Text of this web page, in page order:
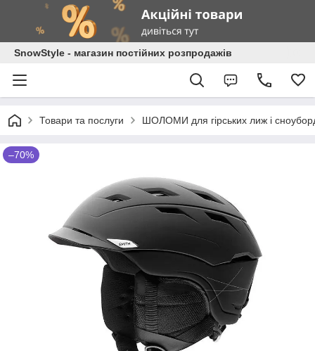
SnowStyle - магазин постійних розпродажів
Товари та послуги ШОЛОМИ для гірських лиж і
–70%